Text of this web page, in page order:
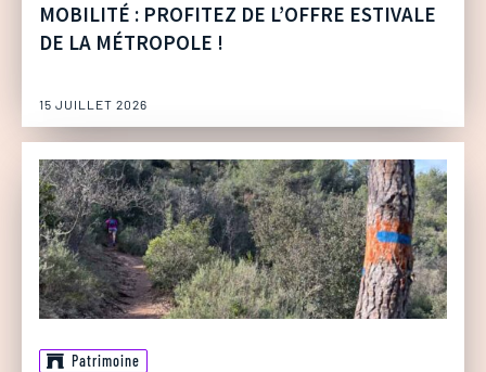
MOBILITÉ : PROFITEZ DE L’OFFRE ESTIVALE
DE LA MÉTROPOLE !
15 JUILLET 2026
Patrimoine